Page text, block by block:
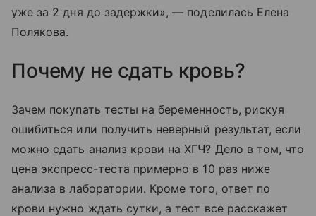
уже за 2 дня до задержки», — поделилась Елена
Полякова.
Почему не сдать кровь?
Зачем покупать тесты на беременность, рискуя
ошибиться или получить неверный результат, если
можно сдать анализ крови на ХГЧ? Дело в том, что
цена экспресс-теста примерно в 10 раз ниже
анализа в лаборатории. Кроме того, ответ по
крови нужно ждать сутки, а тест все расскажет